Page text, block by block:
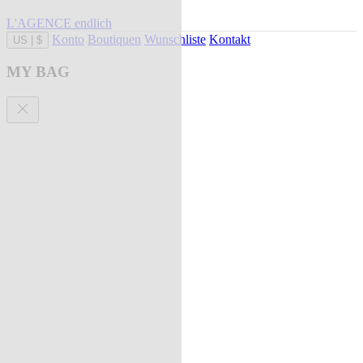
L'AGENCE endlich
US $ Konto Boutiquen Wunschliste Kontakt
MY BAG